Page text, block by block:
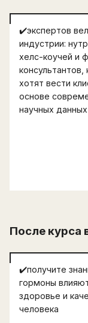
✔️экспертов
индустрии:
хелс-коучей и
консультантов,
хотят вести
основе
научных данных
После курса
✔️получите
гормоны
здоровье и
человека